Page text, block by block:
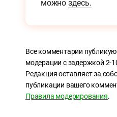
можно здесь.
Все комментарии
модерации с задержкой 2-
Редакция оставляет за
публикации вашего
Правила модерирования.